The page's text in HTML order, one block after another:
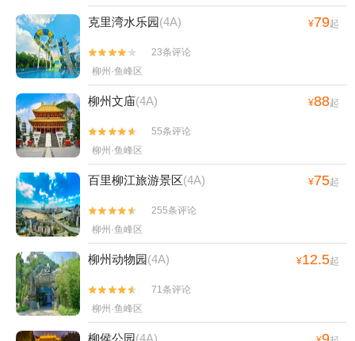
克里湾水乐园(4A) ¥79起


23条评论
柳州·鱼峰区
柳州文庙(4A) ¥88起


55条评论
柳州·鱼峰区
百里柳江旅游景区(4A) ¥75起


255条评论
柳州·鱼峰区
柳州动物园(4A) ¥12.5起


71条评论
柳州·鱼峰区
柳侯公园(4A)